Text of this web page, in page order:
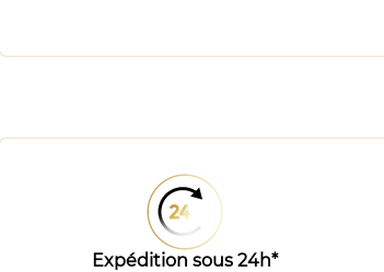
Expédition sous 24h*